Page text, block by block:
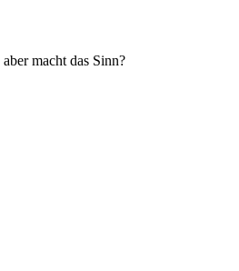
macht das Sinn?